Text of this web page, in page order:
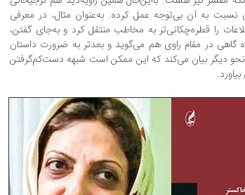
نسبت به آن بی‌توجه عمل کرده. به‌عنوان مثال، در معرفی
را قطره‌چکانی‌تر به مخاطب منتقل کرد و به‌جای گفتن،
گاهی در مقام راوی هم می‌گوید و بعدتر به ضرورت داستان
دیگر بیان می‌کند که این ممکن است شبهه‌ دست‌کم‌گرفتن